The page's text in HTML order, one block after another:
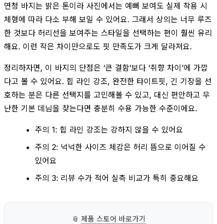
연청 바지는 밝은 톤이라 사진에서는 예뻐 보여도 실제 착용 시
체형에 따라 다소 부해 보일 수 있어요. 그래서 상의는 너무 루즈
한 것보다 허리선을 보여주는 스타일을 선택하는 편이 훨씬 유리
해요. 이런 작은 차이만으로도 핏 만족도가 크게 달라져요.
정리하자면, 이 바지의 단점은 ‘큰 결함’보다 ‘취향 차이’에 가깝
다고 볼 수 있어요. 힙 라인 강조, 완전한 타이트핏, 긴 기장을 선
호하는 분은 다른 선택지를 고민해볼 수 있고, 대신 편안하고 무
난한 기본 데님을 찾는다면 충분히 수용 가능한 수준이에요.
주의 1: 힙 라인 강조는 강하지 않을 수 있어요
주의 2: 넉넉한 사이즈 체감은 허리 뜸으로 이어질 수
있어요
주의 3: 리뷰 수가 적어 실측 비교가 특히 중요해요
📎 제품 스토어 바로가기